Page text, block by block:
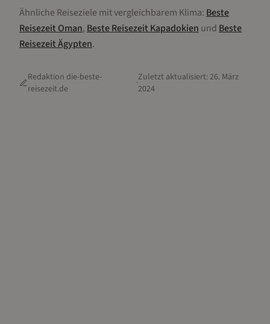
Ähnliche Reiseziele mit vergleichbarem Klima: Beste
ReisezeitOman, Beste ReisezeitKapadokien und Beste
ReisezeitÄgypten.
Redaktion die-beste-
reisezeit.de
·Zuletzt aktualisiert:26. März
2024